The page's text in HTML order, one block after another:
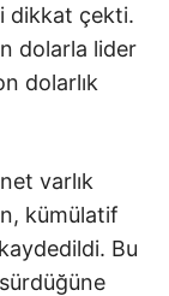
dikkat çekti.
dolarla lider
dolarlık
varlık
kümülatif
Bu